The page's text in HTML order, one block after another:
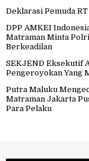
Deklarasi Pemuda
DPP AMKEI
Matraman Minta
Berkeadilan
SEKJEND Eksekutif
Pengeroyokan Yang
Putra Maluku
Matraman Jakarta
Para Pelaku